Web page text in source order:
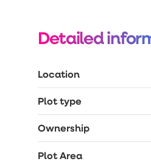
Detailed
Location
Plot type
Ownership
Plot Area